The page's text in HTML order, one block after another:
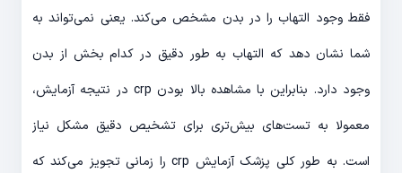
فقط وجود التهاب را در بدن مشخص می‌کند. یعنی نمی‌تواند به
شما نشان دهد که التهاب به طور دقیق در کدام بخش از بدن
وجود دارد. بنابراین با مشاهده بالا بودن crp‌ در نتیجه آزمایش،
معمولا به تست‌های بیش‌تری برای تشخیص دقیق مشکل نیاز
است. به طور کلی پزشک آزمایش crp‌ را زمانی تجویز می‌کند که